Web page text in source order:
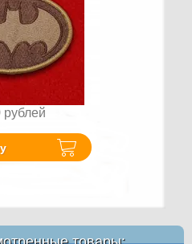
рублей